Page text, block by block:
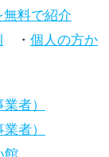
料で紹介
・ 個人の方か
者）
者）
館